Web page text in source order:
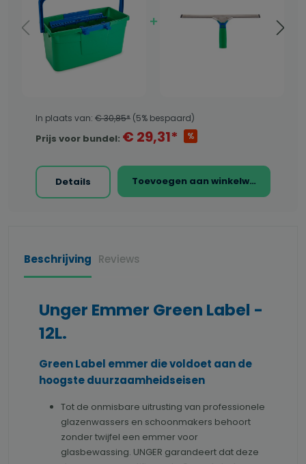
In plaats van: € 30,85* (5% bespaard)
Prijs voor bundel: € 29,31* %
Details Toevoegen aan winkelwagen
Beschrijving Reviews
Unger Emmer Green Label -
12L.
Green Label emmer die voldoet aan de
hoogste duurzaamheidseisen
Tot de onmisbare uitrusting van professionele
glazenwassers en schoonmakers behoort
zonder twijfel een emmer voor
glasbewassing. UNGER garandeert dat deze